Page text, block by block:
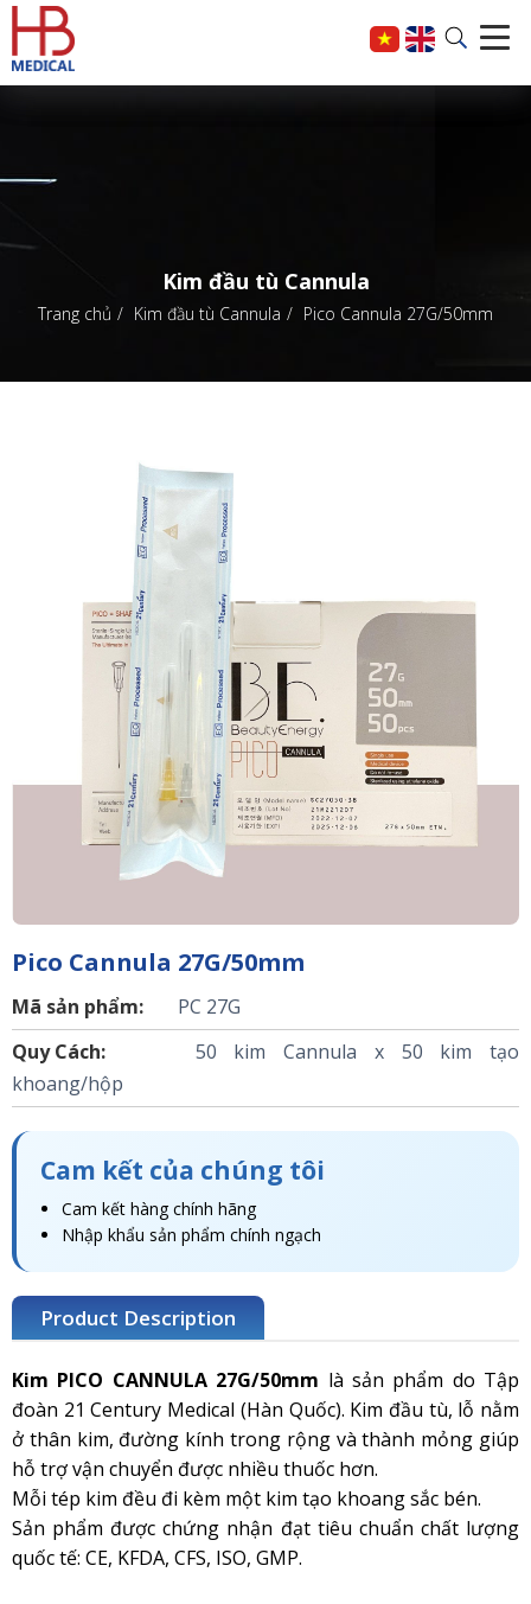
Kim đầu tù Cannula
Trang chủ Kim đầu tù Cannula Pico Cannula 27G/50mm
Pico Cannula 27G/50mm
Mã sản phẩm:
PC 27G
Quy Cách:
50 kim Cannula x 50 kim tạo
khoang/hộp
Cam kết của chúng tôi
Cam kết hàng chính hãng
Nhập khẩu sản phẩm chính ngạch
Product Description
Kim PICO CANNULA 27G/50mm là sản phẩm do Tập
đoàn 21 Century Medical (Hàn Quốc). Kim đầu tù, lỗ nằm
ở thân kim, đường kính trong rộng và thành mỏng giúp
hỗ trợ vận chuyển được nhiều thuốc hơn.
Mỗi tép kim đều đi kèm một kim tạo khoang sắc bén.
Sản phẩm được chứng nhận đạt tiêu chuẩn chất lượng
quốc tế: CE, KFDA, CFS, ISO, GMP.